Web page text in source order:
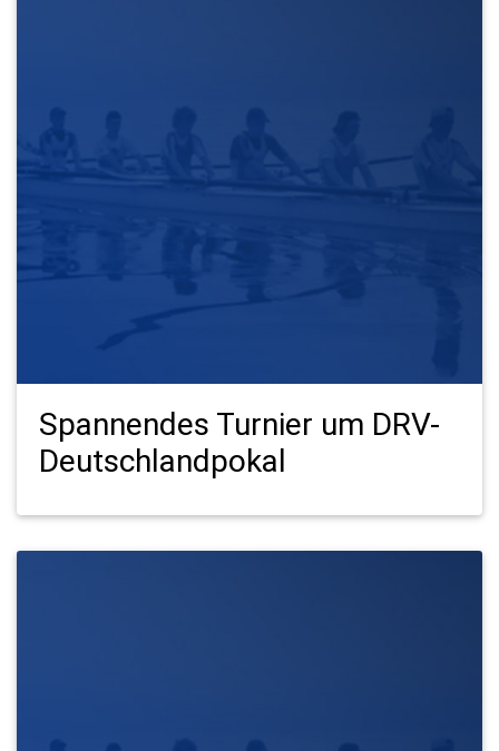
Spannendes Turnier um DRV-
Deutschlandpokal